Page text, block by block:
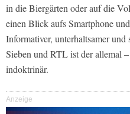
in die Biergärten oder auf die
einen Blick aufs Smartphone
Informativer, unterhaltsamer
Sieben und RTL ist der allemal
indoktrinär.
Anzeige